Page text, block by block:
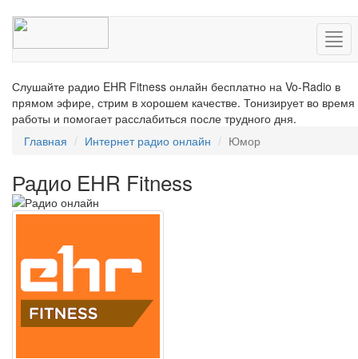
Слушайте радио EHR Fitness онлайн бесплатно на Vo-Radio в
прямом эфире, стрим в хорошем качестве. Тонизирует во время
работы и помогает расслабиться после трудного дня.
Главная
Интернет радио онлайн Юмор
Радио EHR Fitness